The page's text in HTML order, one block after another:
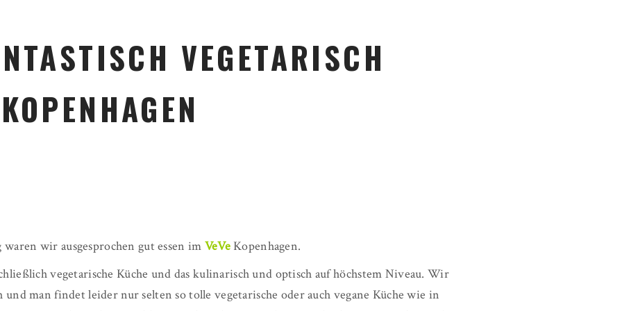
VEGETARISCH
wir ausgesprochen gut essen im VeVe Kopenhagen.
vegetarische Küche und das kulinarisch und optisch auf höchstem Niveau. Wir
und man findet leider nur selten so tolle vegetarische oder auch vegane Küche wie in